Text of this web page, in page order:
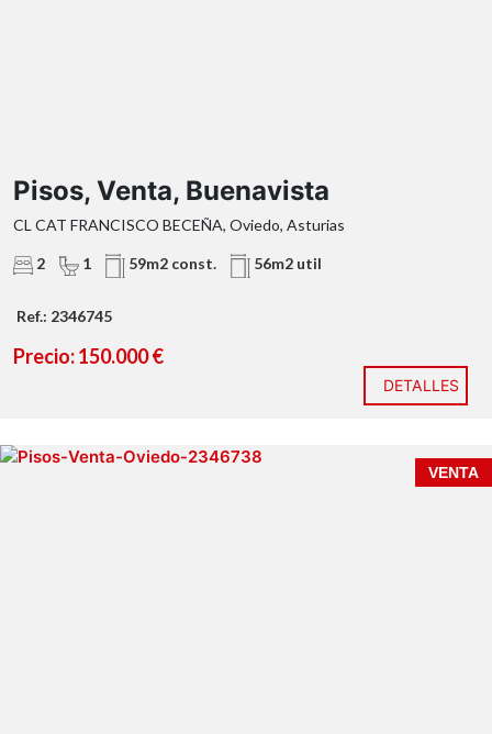
Pisos, Venta, Buenavista
CL CAT FRANCISCO BECEÑA, Oviedo, Asturias
2 1 59m2 const. 56m2 util
Ref.: 2346745
Precio: 150.000 €
DETALLES
VENTA